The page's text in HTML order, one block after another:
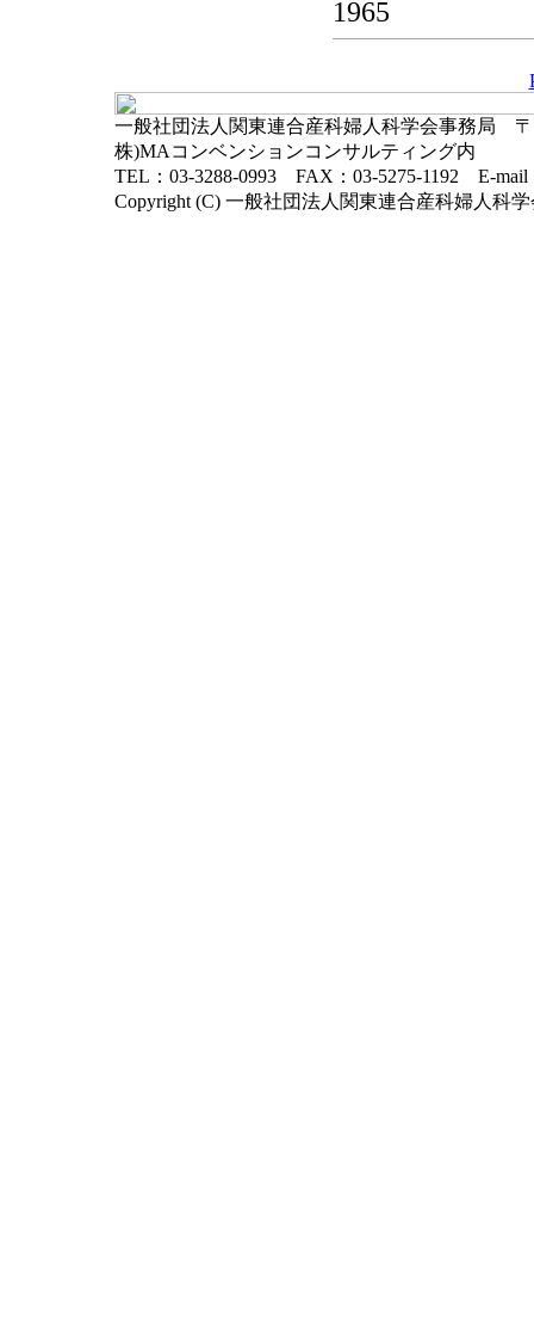
1965
一般社団法人関東連合産科婦人科学会事務局 〒
株)MAコンベンションコンサルティング内
TEL：03-3288-0993 FAX：03-5275-1192 E-mail
Copyright (C) 一般社団法人関東連合産科婦人科